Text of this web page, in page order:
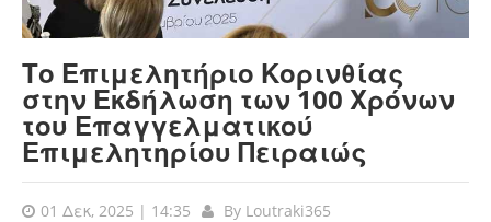
Το Επιμελητήριο Κορινθίας
στην Εκδήλωση των 100 Χρόνων
του Επαγγελματικού
Επιμελητηρίου Πειραιώς
01 Δεκ, 2025 | 14:35 By Loutraki365